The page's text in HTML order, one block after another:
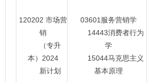
120202 市场营
销
（专升
本）2024
新计划
03601服务营销学
14443消费者行为
学
15044马克思主义
基本原理